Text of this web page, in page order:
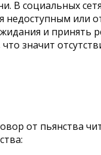
В социальных
недоступным
и принять
значит
от пьянства